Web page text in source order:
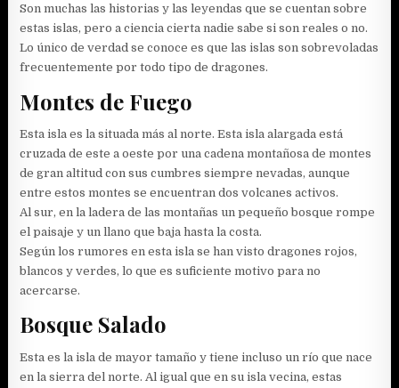
Son muchas las historias y las leyendas que se cuentan sobre
estas islas, pero a ciencia cierta nadie sabe si son reales o no.
Lo único de verdad se conoce es que las islas son sobrevoladas
frecuentemente por todo tipo de dragones.
Montes de Fuego
Esta isla es la situada más al norte. Esta isla alargada está
cruzada de este a oeste por una cadena montañosa de montes
de gran altitud con sus cumbres siempre nevadas, aunque
entre estos montes se encuentran dos volcanes activos.
Al sur, en la ladera de las montañas un pequeño bosque rompe
el paisaje y un llano que baja hasta la costa.
Según los rumores en esta isla se han visto dragones rojos,
blancos y verdes, lo que es suficiente motivo para no
acercarse.
Bosque Salado
Esta es la isla de mayor tamaño y tiene incluso un río que nace
en la sierra del norte. Al igual que en su isla vecina, estas